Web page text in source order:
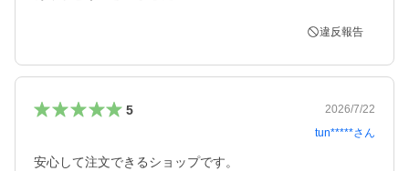
違反報告
5
2026/7/22
tun*****さん
安心して注文できるショップです。